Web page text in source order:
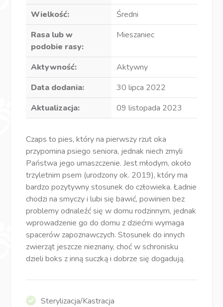
Wielkość:
Średni
Rasa lub w
podobie rasy:
Mieszaniec
Aktywność:
Aktywny
Data dodania:
30 lipca 2022
Aktualizacja:
09 listopada 2023
Czaps to pies, który na pierwszy rzut oka
przypomina psiego seniora, jednak niech zmyli
Państwa jego umaszczenie. Jest młodym, około
trzyletnim psem (urodzony ok. 2019), który ma
bardzo pozytywny stosunek do człowieka. Ładnie
chodzi na smyczy i lubi się bawić, powinien bez
problemy odnaleźć się w domu rodzinnym, jednak
wprowadzenie go do domu z dziećmi wymaga
spacerów zapoznawczych. Stosunek do innych
zwierząt jeszcze nieznany, choć w schronisku
dzieli boks z inną suczką i dobrze się dogadują.
Sterylizacja/Kastracja